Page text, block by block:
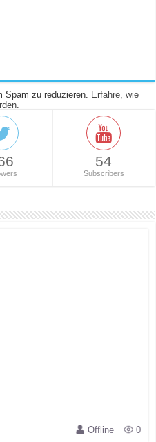
Spam zu reduzieren. Erfahre, wie
54
Subscribers
Offline
0